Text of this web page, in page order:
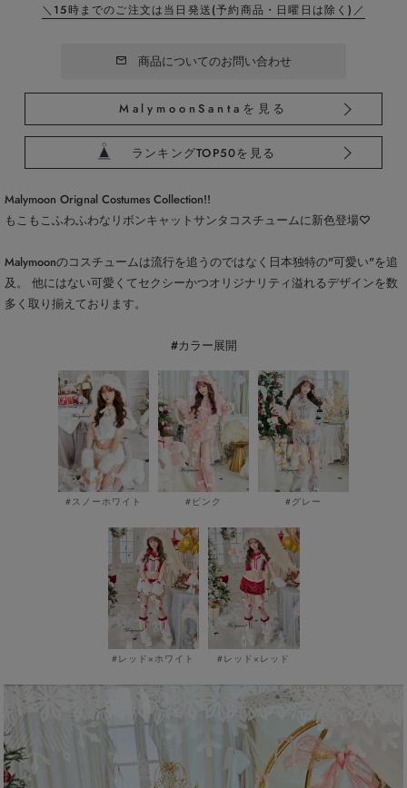
＼15時までのご注文は当日発送(予約商品・日曜日は除く)／
商品についてのお問い合わせ
MalymoonSantaを見る
ランキングTOP50を見る
Malymoon Orignal Costumes Collection!!
もこもこふわふわなリボンキャットサンタコスチュームに新色登場♡
Malymoonのコスチュームは流行を追うのではなく日本独特の"可愛い"を追
及。 他にはない可愛くてセクシーかつオリジナリティ溢れるデザインを数
多く取り揃えております。
#カラー展開
#スノーホワイト #ピンク #グレー
#レッド×ホワイト #レッド×レッド